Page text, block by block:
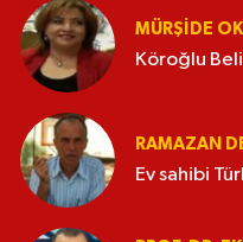
MÜRŞIDE
Köroğlu
RAMAZAN
Ev sahibi